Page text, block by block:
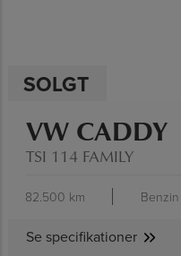
SOLGT
VW CADDY
TSI 114 FAMILY
82.500 km Benzin
Se specifikationer